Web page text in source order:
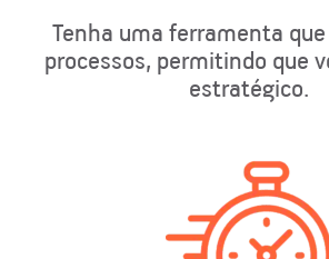
Tenha uma ferramenta
processos, permitindo que
estratégico.